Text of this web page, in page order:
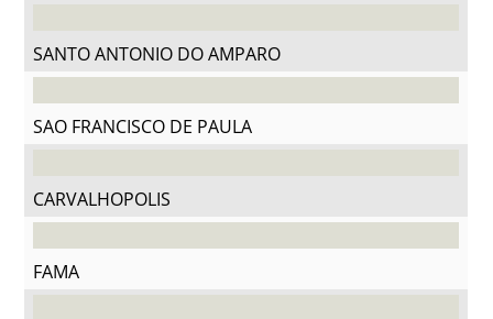
SANTO ANTONIO DO AMPARO
SAO FRANCISCO DE PAULA
CARVALHOPOLIS
FAMA